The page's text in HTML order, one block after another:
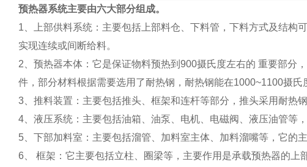
预热器系统主要由六大部分组成。
1、上部供料系统：主要包括上部料仓、下料管，下料方式及结构
实现连续或间断给料。
2、预热器本体：它是保证物料预热到900摄氏度左右的 重要部分
件，部分材料根据需要选用了耐热钢，耐热钢能在1000~1100摄
3、推料装置：主要包括推头、框架和连杆等部分，推头采用耐热
4、液压系统：主要包括油箱、油泵、电机、电磁阀、液压油管等
5、下部加料室：主要包括溜管、加料室主体、加料溜嘴等，它的
6、 框架：它主要包括立柱、圈梁等，主要作用是承载预热器的